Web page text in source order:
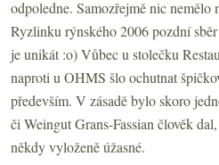
odpoledne. Samozřejmě nic nemělo
Ryzlinku rýnského 2006 pozdní
je unikát :o) Vůbec u stolečku
naproti u OHMS šlo ochutnat
především. V zásadě bylo skoro
či Weingut Grans-Fassian člověk
někdy vyloženě úžasné.